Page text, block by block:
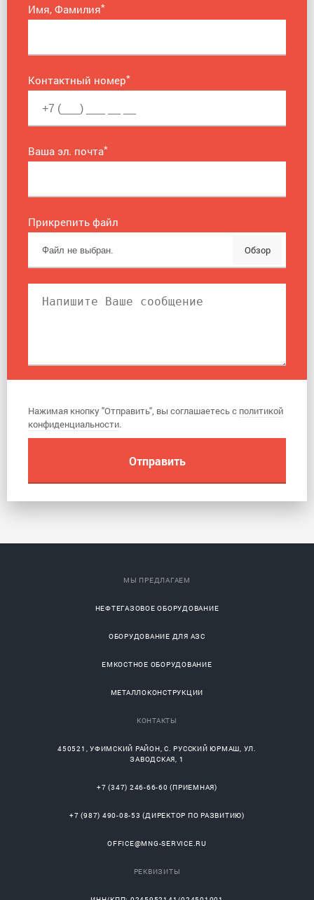
Имя, Фамилия*
Контактный номер*
Ваша эл. почта*
Прикрепить файл
Обзор
Нажимая кнопку "Отправить", вы соглашаетесь с политикой
конфиденциальности.
МЫ ПРЕДЛАГАЕМ
НЕФТЕГАЗОВОЕ ОБОРУДОВАНИЕ
ОБОРУДОВАНИЕ ДЛЯ АЗС
ЕМКОСТНОЕ ОБОРУДОВАНИЕ
МЕТАЛЛОКОНСТРУКЦИИ
КОНТАКТЫ
450521 ,УФИМСКИЙ РАЙОН, С.РУССКИЙ ЮРМАШ, УЛ.
ЗАВОДСКАЯ, 1
+7 (347) 246-66-60 (ПРИЕМНАЯ)
+7 (987) 490-08-53 (ДИРЕКТОР ПО РАЗВИТИЮ)
OFFICE@MNG-SERVICE.RU
РЕКВИЗИТЫ